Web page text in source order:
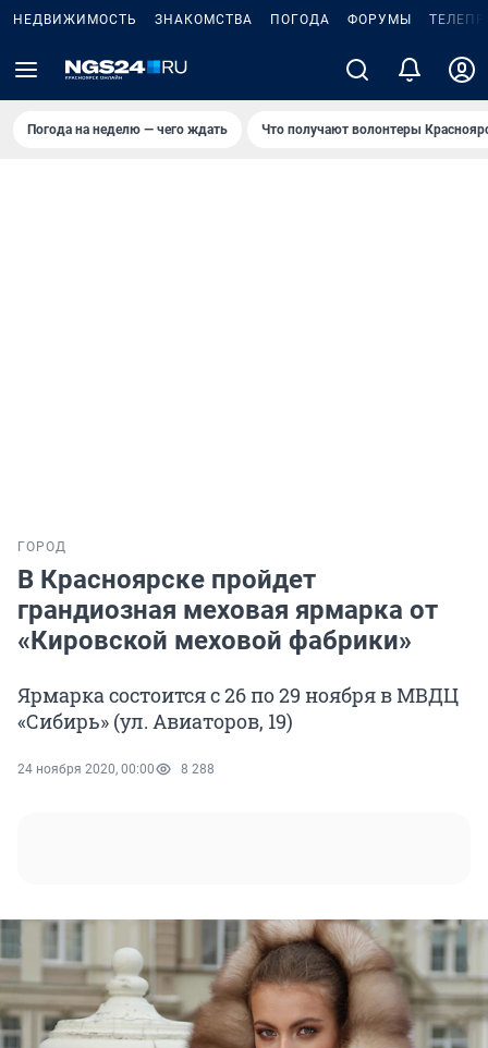
НЕДВИЖИМОСТЬ ЗНАКОМСТВА ПОГОДА ФОРУМЫ
Погода на неделю — чего ждать Что получают волонтеры
ГОРОД
В Красноярске пройдет
грандиозная меховая ярмарка от
«Кировской меховой фабрики»
Ярмарка состоится с 26 по 29 ноября в МВДЦ
«Сибирь» (ул. Авиаторов, 19)
24 ноября 2020, 00:00 8 288